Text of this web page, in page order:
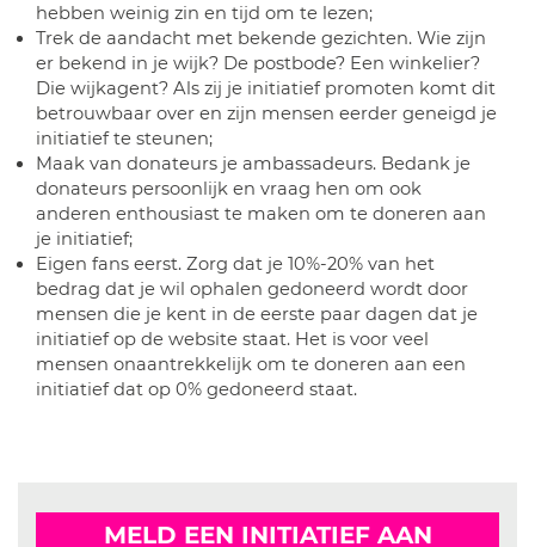
hebben weinig zin en tijd om te lezen;
Trek de aandacht met bekende gezichten. Wie zijn
er bekend in je wijk? De postbode? Een winkelier?
Die wijkagent? Als zij je initiatief promoten komt dit
betrouwbaar over en zijn mensen eerder geneigd je
initiatief te steunen;
Maak van donateurs je ambassadeurs. Bedank je
donateurs persoonlijk en vraag hen om ook
anderen enthousiast te maken om te doneren aan
je initiatief;
Eigen fans eerst. Zorg dat je 10%-20% van het
bedrag dat je wil ophalen gedoneerd wordt door
mensen die je kent in de eerste paar dagen dat je
initiatief op de website staat. Het is voor veel
mensen onaantrekkelijk om te doneren aan een
initiatief dat op 0% gedoneerd staat.
MELD EEN INITIATIEF AAN